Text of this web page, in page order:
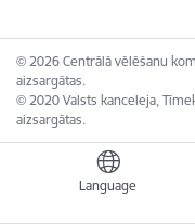
Language
© 2026 Centrālā vēlēšanu
aizsargātas.
© 2020 Valsts kanceleja,
aizsargātas.